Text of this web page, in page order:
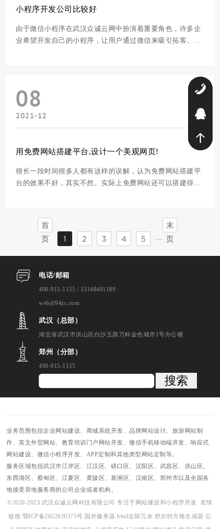
小程序开发公司比较好
由于微信小程序在武汉众诚云网中扮演着重要角色，许多企
业希望开发自己的小程序，让用户通过微信来吸引拓客。很
怎么样？下面将为你梳理一下这两个重要问题。1.Apple开发
08
2021-12
用免费网站搭建平台,设计一个美观网页!
很长一段时间很多人都有这样的误解，认为免费网站搭建平
台的效果不好，其实不然。实际上免费网站还可以搭建得很
意，让访客get到视觉上的美感与快感，让他可以继续浏览，
而不用再看网页一眼就立即关闭。所以，网站
首
页
1 2 3 4 5 ···
末
页
电话/邮箱
400-915-1135 / 13148401189
web@94zc.com
武汉（总部）
湖北省武汉市洪山区白沙五路万科金色城市1号办公楼
郑州（分部）
400-915-1135
搜索
业务范围包括企业网站建设、商城系统开发、品牌网站设计、旅游网站制
作、英文外贸网站、教育培训门户网站开发、微信手机移动端开发、响应式
网站建设、微信小程序开发、APP定制和其他类型网站定制等。
服务区域包括武汉市江岸区、江汉区、硚口区、汉阳区、武昌区、洪山区、
东西湖区、蔡甸区、江夏区、黄陂区、新洲区、汉南区、郑州市以及全国各
地接受异地服务商的公司企业或者机构。
©2020-2023 武汉众诚云网科技有限公司 专注于网站建设和小程序开发 友情
链接:鄂ICP备2022020375号 国外服务器html去除冗余 舒尔特方格生成器公